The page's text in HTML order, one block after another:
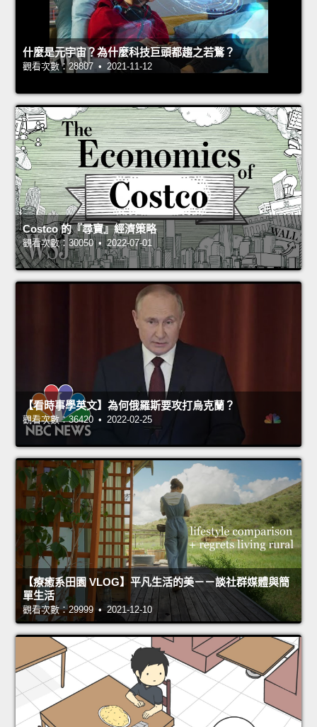
什麼是元宇宙？為什麼科技巨頭都趨之若鶩？
觀看次數：28807 • 2021-11-12
Costco 的『尋寶』經濟策略
觀看次數：30050 • 2022-07-01
【看時事學英文】為何俄羅斯要攻打烏克蘭？
觀看次數：36420 • 2022-02-25
【療癒系田園 VLOG】平凡生活的美－－談社群媒體與簡
單生活
觀看次數：29999 • 2021-12-10